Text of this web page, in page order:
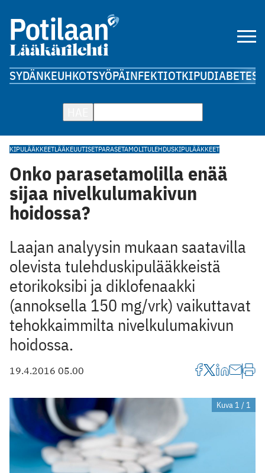
SYDÄNKEUHKOTSYÖPÄINFEKTIOTKIPUDIABETES
KIPULÄÄKKEETLÄÄKEUUTISETPARASETAMOLITULEHDUSKIPULÄÄKKEET
Onko parasetamolilla enää
sijaa nivelkulumakivun
hoidossa?
Laajan analyysin mukaan saatavilla
olevista tulehduskipulääkkeistä
etorikoksibi ja diklofenaakki
(annoksella 150 mg/vrk) vaikuttavat
tehokkaimmilta nivelkulumakivun
hoidossa.
19.4.2016 05.00
Kuva 1 / 1